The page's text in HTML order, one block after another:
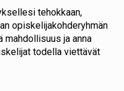
tehokkaan,
opiskelijakohderyhmän
mahdollisuus ja anna
todella viettävät